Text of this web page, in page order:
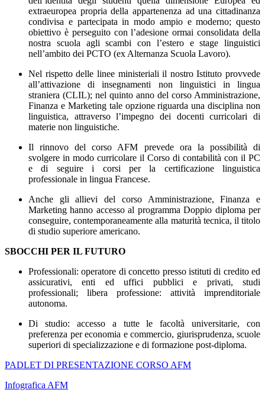
extraeuropea propria della appartenenza ad una cittadinanza
condivisa e partecipata in modo ampio e moderno; questo
obiettivo è perseguito con l’adesione ormai consolidata della
nostra scuola agli scambi con l’estero e stage linguistici
nell’ambito dei PCTO (ex Alternanza Scuola Lavoro).
Nel rispetto delle linee ministeriali il nostro Istituto provvede
all’attivazione di insegnamenti non linguistici in lingua
straniera (CLIL); nel quinto anno del corso Amministrazione,
Finanza e Marketing tale opzione riguarda una disciplina non
linguistica, attraverso l’impegno dei docenti curricolari di
materie non linguistiche.
Il rinnovo del corso AFM prevede ora la possibilità di
svolgere in modo curricolare il Corso di contabilità con il PC
e di seguire i corsi per la certificazione linguistica
professionale in lingua Francese.
Anche gli allievi del corso Amministrazione, Finanza e
Marketing hanno accesso al programma Doppio diploma per
conseguire, contemporaneamente alla maturità tecnica, il titolo
di studio superiore americano.
SBOCCHI PER IL FUTURO
Professionali: operatore di concetto presso istituti di credito ed
assicurativi, enti ed uffici pubblici e privati, studi
professionali; libera professione: attività imprenditoriale
autonoma.
Di studio: accesso a tutte le facoltà universitarie, con
preferenza per economia e commercio, giurisprudenza, scuole
superiori di specializzazione e di formazione post-diploma.
PADLET DI PRESENTAZIONE CORSO AFM
Infografica AFM